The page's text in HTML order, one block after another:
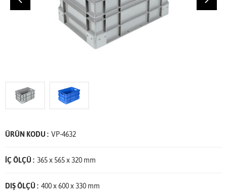
ÜRÜN KODU : VP-4632
İÇ ÖLÇÜ : 365 x 565 x 320 mm
DIŞ ÖLÇÜ : 400 x 600 x 330 mm